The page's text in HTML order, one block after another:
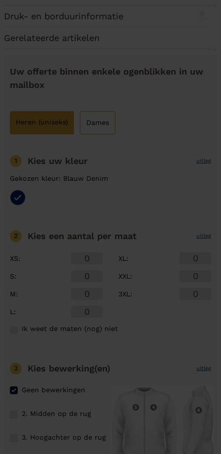
Druk- en borduurinformatie
Gerelateerde artikelen
Uw offerte binnen enkele ogenblikken in uw
mailbox
Heren (uniseks) Dames
1 Kies uw kleur uitleg
Gekozen kleur: Blauw Denim
2 Kies een aantal per maat uitleg
XS:
S:
M:
L :
XL :
XXL :
3XL :
Ik weet de maten (nog) niet
3 Kies bewerking(en) uitleg
Geen bewerkingen
2. Midden op de rug
3. Hoogachter op de rug